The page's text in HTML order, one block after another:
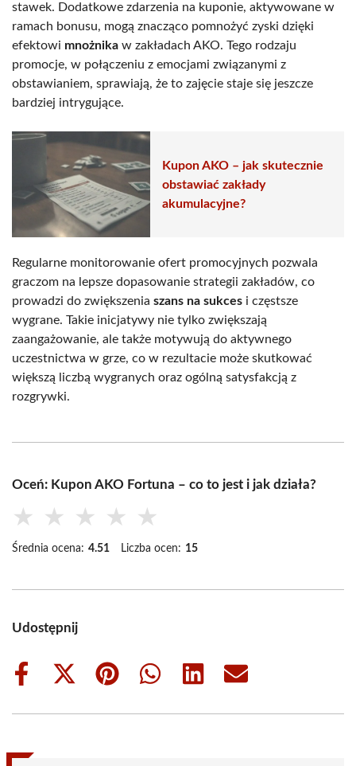
stawek. Dodatkowe zdarzenia na kuponie, aktywowane w
ramach bonusu, mogą znacząco pomnożyć zyski dzięki
efektowi mnożnika w zakładach AKO. Tego rodzaju
promocje, w połączeniu z emocjami związanymi z
obstawianiem, sprawiają, że to zajęcie staje się jeszcze
bardziej intrygujące.
Kupon AKO – jak skutecznie
obstawiać zakłady
akumulacyjne?
Regularne monitorowanie ofert promocyjnych pozwala
graczom na lepsze dopasowanie strategii zakładów, co
prowadzi do zwiększenia szans na sukces i częstsze
wygrane. Takie inicjatywy nie tylko zwiększają
zaangażowanie, ale także motywują do aktywnego
uczestnictwa w grze, co w rezultacie może skutkować
większą liczbą wygranych oraz ogólną satysfakcją z
rozgrywki.
Oceń: Kupon AKO Fortuna – co to jest i jak działa?
★ ★ ★ ★ ★
Średnia ocena: 4.51 Liczba ocen: 15
Udostępnij
Share
Share
(Twitter)
Share
Share
Share
Share